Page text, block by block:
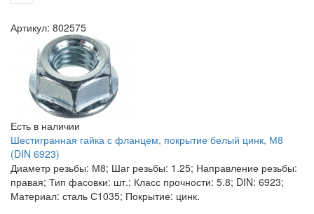
Артикул: 802575
Есть в наличии
Шестигранная гайка с фланцем, покрытие белый цинк, М8
(DIN 6923)
Диаметр резьбы: М8; Шаг резьбы: 1.25; Направление резьбы:
правая; Тип фасовки: шт.; Класс прочности: 5.8; DIN: 6923;
Материал: сталь С1035; Покрытие: цинк.